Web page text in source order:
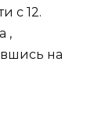
с 12.
,
на